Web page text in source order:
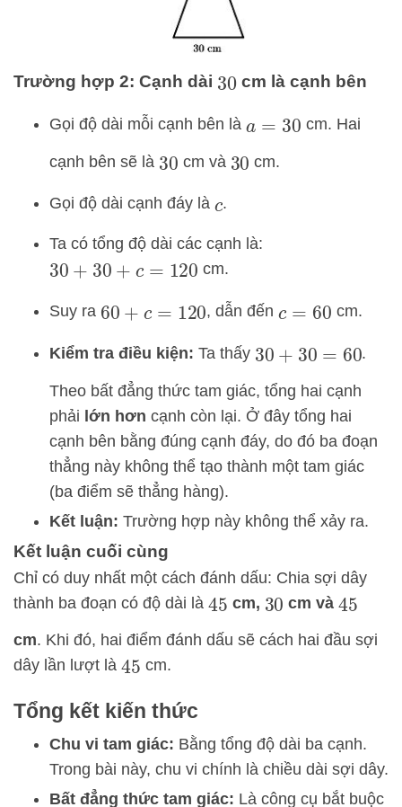
Trường hợp 2: Cạnh dài 30 cm là cạnh bên
Gọi độ dài mỗi cạnh bên là a =30 cm. Hai
cạnh bên sẽ là 30 cm và 30 cm.
Gọi độ dài cạnh đáy là c.
Ta có tổng độ dài các cạnh là:
30 +30+ c=120 cm.
Suy ra 60 +c = 120 , dẫn đếnc =60 cm.
Kiểm tra điều kiện: Ta thấy 30 +30= 60 .
Theo bất đẳng thức tam giác, tổng hai cạnh
phải lớn hơn cạnh còn lại. Ở đây tổng hai
cạnh bên bằng đúng cạnh đáy, do đó ba đoạn
thẳng này không thể tạo thành một tam giác
(ba điểm sẽ thẳng hàng).
Kết luận: Trường hợp này không thể xảy ra.
Kết luận cuối cùng
Chỉ có duy nhất một cách đánh dấu: Chia sợi dây
thành ba đoạn có độ dài là 45 cm, 30 cm và 45
cm. Khi đó, hai điểm đánh dấu sẽ cách hai đầu sợi
dây lần lượt là 45 cm.
Tổng kết kiến thức
Chu vi tam giác: Bằng tổng độ dài ba cạnh.
Trong bài này, chu vi chính là chiều dài sợi dây.
Bất đẳng thức tam giác: Là công cụ bắt buộc